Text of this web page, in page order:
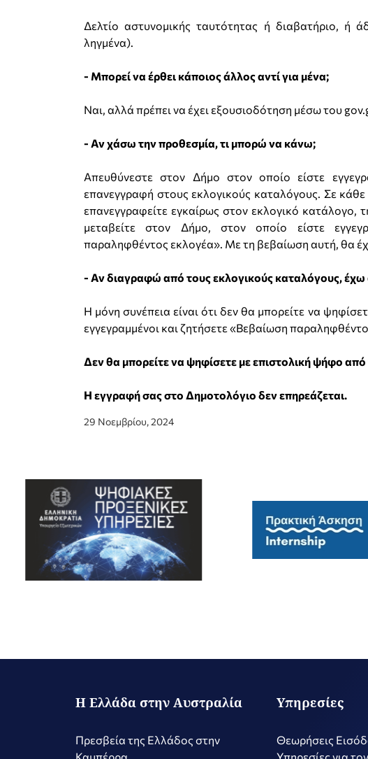
Δελτίο αστυνομικής ταυτότητας ή διαβατήριο, ή
ληγμένα).
- Μπορεί να έρθει κάποιος άλλος αντί για μένα;
Ναι, αλλά πρέπει να έχει εξουσιοδότηση μέσω του
- Αν χάσω την προθεσμία, τι μπορώ να κάνω;
Απευθύνεστε στον Δήμο στον οποίο είστε
επανεγγραφή στους εκλογικούς καταλόγους. Σε
επανεγγραφείτε εγκαίρως στον εκλογικό κατάλογο,
μεταβείτε στον Δήμο, στον οποίο είστε
παραληφθέντος εκλογέα». Με τη βεβαίωση αυτή, θα
- Αν διαγραφώ από τους εκλογικούς καταλόγους, έχω
Η μόνη συνέπεια είναι ότι δεν θα μπορείτε να
εγγεγραμμένοι και ζητήσετε «Βεβαίωση
Δεν θα μπορείτε να ψηφίσετε με επιστολική ψήφο από
Η εγγραφή σας στο Δημοτολόγιο δεν επηρεάζεται.
29 Νοεμβρίου, 2024
Η Ελλάδα στην Αυστραλία
Πρεσβεία της Ελλάδος στην
Καμπέρρα
Υπηρεσίες
Θεωρήσεις
Υπηρεσίες για